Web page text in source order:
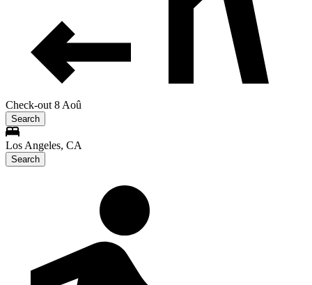
Check-out 8 Aoû
Search
Los Angeles, CA
Search